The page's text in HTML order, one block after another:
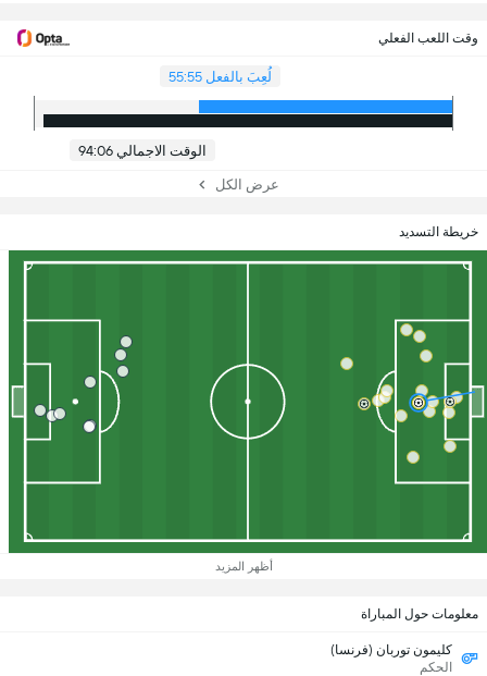
وقت اللعب الفعلي
لُعِبَ بالفعل 55:55
الوقت الاجمالي 94:06
عرض الكل
خريطة التسديد
أظهر المزيد
معلومات حول المباراة
كليمون توربان (فرنسا)
الحكم